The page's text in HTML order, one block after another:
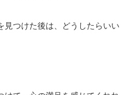
見つけた後は、どうしたらいい